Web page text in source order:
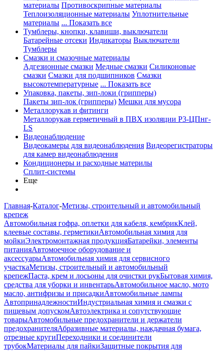
материалы Противоскрипные материалы
Теплоизоляционные материалы Уплотнительные
материалы ... Показать все
Тумблеры, кнопки, клавиши, выключатели
Батарейные отсеки Индикаторы Выключатели
Тумблеры
Смазки и смазочные материалы
Адгезионные смазки Медные смазки Силиконовые
смазки Смазки для подшипников Смазки
высокотемпературные ... Показать все
Упаковка, пакеты, зип-локи (грипперы)
Пакеты зип-лок (грипперы) Мешки для мусора
Металлорукав и фитинги
Металлорукав герметичный в ПВХ изоляции Р3-ЦПнг-
LS
Видеонаблюдение
Видеокамеры для видеонаблюдения Видеорегистраторы
для камер видеонаблюдения
Кондиционеры и расходные материлы
Сплит-системы
Еще
Главная-Каталог-Метизы, строительный и автомобильный
крепеж
Автомобильная гофра, оплетки для кабеля, кембрикКлей,
клеевые составы, герметикиАвтомобильная химия для
мойкиЭлектромонтажная продукцияБатарейки, элементы
питанияАвтомоечное оборудование и
аксессуарыАвтомобильная химия для сервисного
участкаМетизы, строительный и автомобильный
крепежПаста, крем и лосьоны для очистки рукБытовая химия,
средства для уборки и инвентарьАвтомобильное масло, мото
масло, антифризы и присадкиАвтомобильные лампы
АвтопринадлежностиИндустриальная химия и смазки с
пищевым допускомАвтоэлектрика и сопутствующие
товарыАвтомобильные предохранители и держатели
предохранителяАбразивные материалы, наждачная бумага,
отрезные кругиПереходники и соединители
трубокМатериалы для пайкиЗащитные покрытия для